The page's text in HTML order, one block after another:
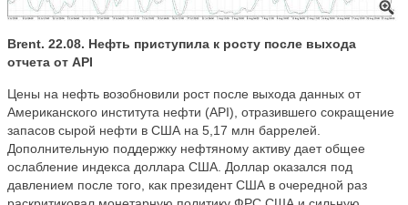
Brent. 22.08. Нефть приступила к росту после выхода
отчета от API
Цены на нефть возобновили рост после выхода данных от
Американского института нефти (API), отразившего сокращение
запасов сырой нефти в США на 5,17 млн баррелей.
Дополнительную поддержку нефтяному активу дает общее
ослабление индекса доллара США. Доллар оказался под
давлением после того, как президент США в очередной раз